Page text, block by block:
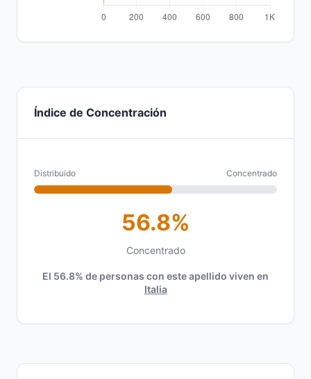
Índice de Concentración
Distribuido Concentrado
56.8%
Concentrado
El 56.8% de personas con este apellido viven en
Italia